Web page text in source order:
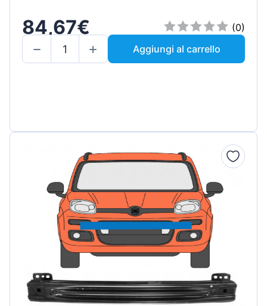
84,67€
(0)
Aggiungi al carrello